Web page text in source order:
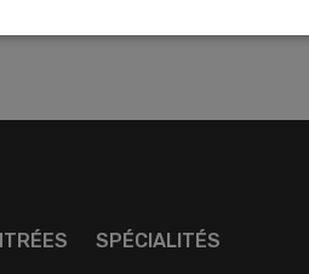
SPÉCIALITÉS